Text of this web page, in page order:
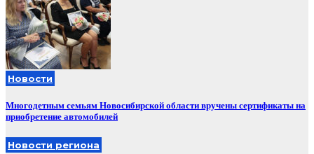
Новости
Многодетным семьям Новосибирской области вручены сертификаты на
приобретение автомобилей
Новости региона